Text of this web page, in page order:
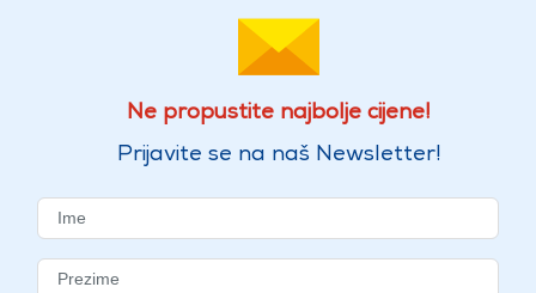
Ne propustite najbolje cijene!
Prijavite se na naš Newsletter!